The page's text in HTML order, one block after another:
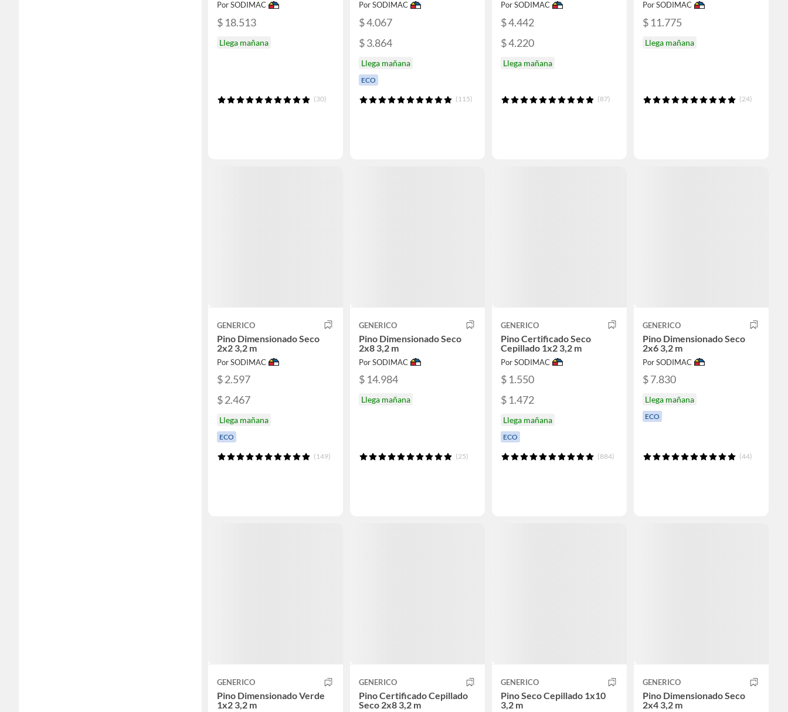
Por SODIMAC
$ 18.513
Llega mañana
(30)
Por SODIMAC
$ 4.067
$ 3.864
Llega mañana
ECO
(115)
Por SODIMAC
$ 4.442
$ 4.220
Llega mañana
(87)
Por SODIMAC
$ 11.775
Llega mañana
(24)
GENERICO
Pino Dimensionado Seco
2x2 3,2 m
Por SODIMAC
$ 2.597
$ 2.467
Llega mañana
ECO
(149)
GENERICO
Pino Dimensionado Seco
2x8 3,2 m
Por SODIMAC
$ 14.984
Llega mañana
(25)
GENERICO
Pino Certificado Seco
Cepillado 1x2 3,2 m
Por SODIMAC
$ 1.550
$ 1.472
Llega mañana
ECO
(884)
GENERICO
Pino Dimensionado Seco
2x6 3,2 m
Por SODIMAC
$ 7.830
Llega mañana
ECO
(44)
GENERICO
Pino Dimensionado Verde
1x2 3,2 m
GENERICO
Pino Certificado Cepillado
Seco 2x8 3,2 m
GENERICO
Pino Seco Cepillado 1x10
3,2 m
GENERICO
Pino Dimensionado Seco
2x4 3,2 m